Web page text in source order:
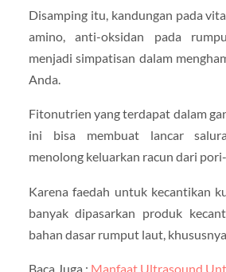
Disamping itu, kandungan pada
amino, anti-oksidan pada
menjadi simpatisan dalam
Anda.
Fitonutrien yang terdapat dalam
ini bisa membuat lancar
menolong keluarkan racun dari
Karena faedah untuk kecantikan
banyak dipasarkan produk
bahan dasar rumput laut,
Baca Juga : Manfaat Ultrasound